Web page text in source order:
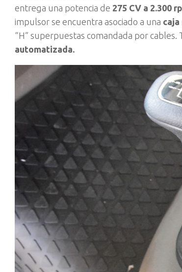
entrega una potencia de 275 CV a 2.300
impulsor se encuentra asociado a una caja
“H” superpuestas comandada por
automatizada.